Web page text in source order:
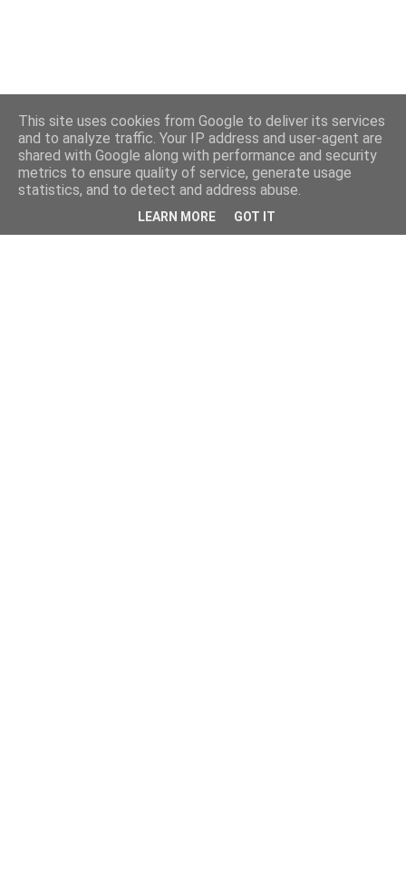
This site uses cookies from Google to deliver its services
and to analyze traffic. Your IP address and user-agent are
shared with Google along with performance and security
metrics to ensure quality of service, generate usage
statistics, and to detect and address abuse.
LEARN MORE GOT IT